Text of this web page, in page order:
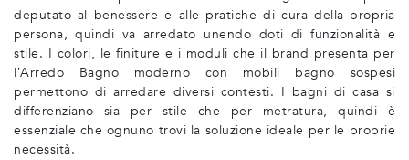
deputato al benessere e alle pratiche di cura della propria
persona, quindi va arredato unendo doti di funzionalità e
stile. I colori, le finiture e i moduli che il brand presenta per
l’Arredo Bagno moderno con mobili bagno sospesi
permettono di arredare diversi contesti. I bagni di casa si
differenziano sia per stile che per metratura, quindi è
essenziale che ognuno trovi la soluzione ideale per le proprie
necessità.